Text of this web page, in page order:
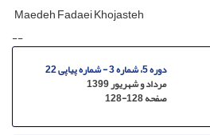
Maedeh Fadaei Khojasteh
--
دوره 5، شماره 3 - شماره پیاپی 22
مرداد و شهریور 1399
صفحه128-128